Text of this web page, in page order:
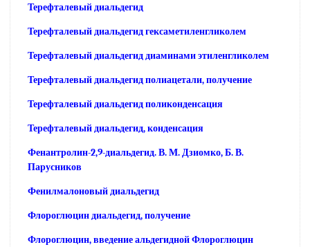
Терефталевый диальдегид
Терефталевый диальдегид гексаметиленгликолем
Терефталевый диальдегид диаминами этиленгликолем
Терефталевый диальдегид полиацетали, получение
Терефталевый диальдегид поликонденсация
Терефталевый диальдегид, конденсация
Фенантролин-2,9-диальдегид. В. М. Дзиомко, Б. В.
Парусников
Фенилмалоновый диальдегид
Флороглюцин диальдегид, получение
Флороглюцин, введение альдегидной Флороглюцин